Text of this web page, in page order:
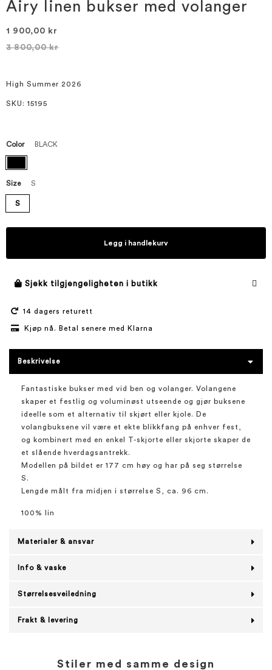
bildegalleri
Airy linen bukser med volanger
1 900,00 kr
3 800,00 kr
High Summer 2026
SKU : 15195
Color BLACK
Size S
S
Legg i handlekurv
Sjekk tilgjengeligheten i butikk
14 dagers returett
Kjøp nå. Betal senere med Klarna
Beskrivelse
Fantastiske bukser med vid ben og volanger. Volangene
skaper et festlig og voluminøst utseende og gjør buksene
ideelle som et alternativ til skjørt eller kjole. De
volangbuksene vil være et ekte blikkfang på enhver fest,
og kombinert med en enkel T-skjorte eller skjorte skaper de
et slående hverdagsantrekk.
Modellen på bildet er 177 cm høy og har på seg størrelse
S.
Lengde målt fra midjen i størrelse S, ca. 96 cm.
100% lin
Materialer & ansvar
Info & vaske
Størrelsesveiledning
Frakt & levering
Stiler med samme design